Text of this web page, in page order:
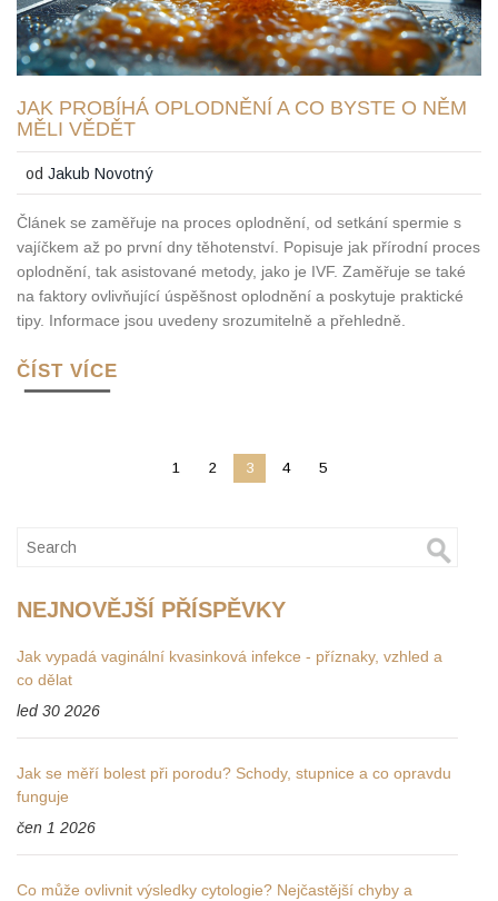
JAK PROBÍHÁ OPLODNĚNÍ A CO BYSTE O NĚM
MĚLI VĚDĚT
odJakub Novotný
Článek se zaměřuje na proces oplodnění, od setkání spermie s
vajíčkem až po první dny těhotenství. Popisuje jak přírodní proces
oplodnění, tak asistované metody, jako je IVF. Zaměřuje se také
na faktory ovlivňující úspěšnost oplodnění a poskytuje praktické
tipy. Informace jsou uvedeny srozumitelně a přehledně.
ČÍST VÍCE
1 2 3 4 5
NEJNOVĚJŠÍ PŘÍSPĚVKY
Jak vypadá vaginální kvasinková infekce - příznaky, vzhled a
co dělat
led 30 2026
Jak se měří bolest při porodu? Schody, stupnice a co opravdu
funguje
čen 1 2026
Co může ovlivnit výsledky cytologie? Nejčastější chyby a